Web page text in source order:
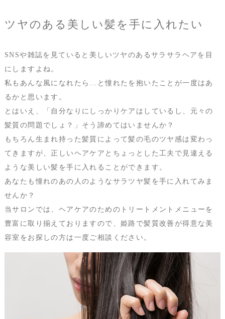
ツヤのある美しい髪を手に入れたい
SNSや雑誌を見ていると美しいツヤのあるサラサラヘアを目
にしますよね。
私もあんな風になれたら…と憧れたを抱いたことが一度はあ
るかと思います。
とはいえ、「自分なりにしっかりケアはしているし、元々の
髪質の問題でしょ？」そう諦めてはいませんか？
もちろん生まれ持った髪質によって髪の毛のツヤ感は変わっ
てきますが、正しいヘアケアとちょっとした工夫で見違える
ような美しい髪を手に入れることができます。
あなたも憧れのあの人のようなサラツヤ髪を手に入れてみま
せんか？
当サロンでは、ヘアケアのためのトリートメントメニューを
豊富に取り揃えておりますので、姫路で髪質改善が得意な美
容室をお探しの方は一度ご相談ください。